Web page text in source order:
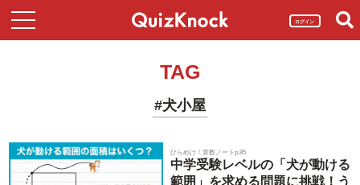
ログイン
TAG
#犬小屋
ひらめけ！算数ノートp.85
中学受験レベルの「犬が動ける
範囲」を求める問題に挑戦！う